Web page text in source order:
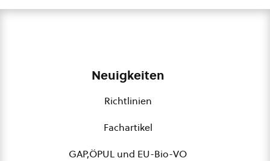
Neuigkeiten
Richtlinien
Fachartikel
GAP,ÖPUL und EU-Bio-VO